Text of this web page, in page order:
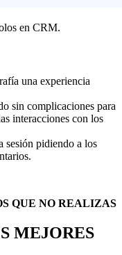
en CRM.
una experiencia
sin complicaciones para
interacciones con los
sesión pidiendo a los
QUE NO REALIZAS
MEJORES